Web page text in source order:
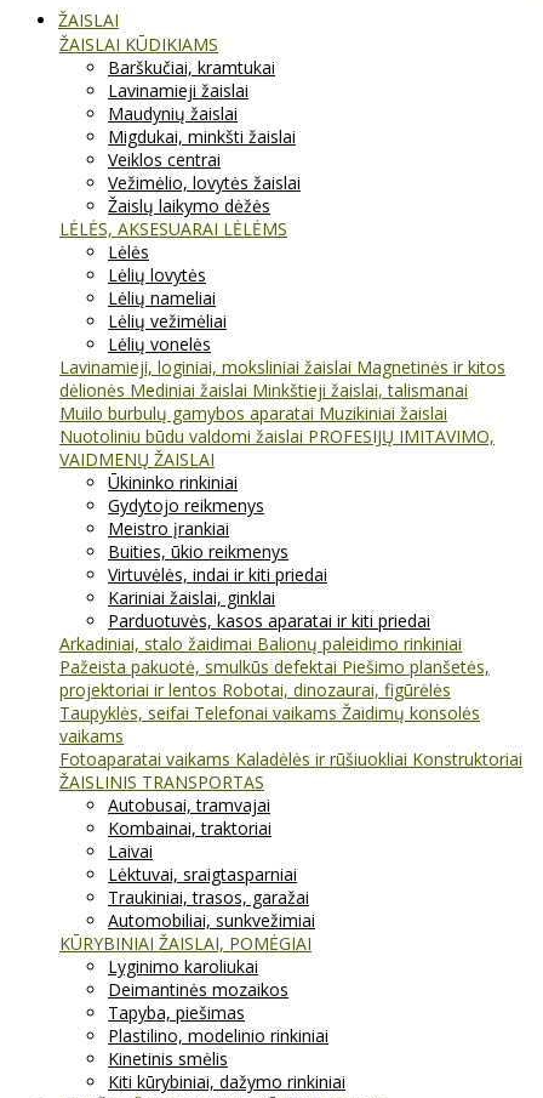
ŽAISLAI
ŽAISLAI KŪDIKIAMS
Barškučiai, kramtukai
Lavinamieji žaislai
Maudynių žaislai
Migdukai, minkšti žaislai
Veiklos centrai
Vežimėlio, lovytės žaislai
Žaislų laikymo dėžės
LĖLĖS, AKSESUARAI LĖLĖMS
Lėlės
Lėlių lovytės
Lėlių nameliai
Lėlių vežimėliai
Lėlių vonelės
Lavinamieji, loginiai, moksliniai žaislai Magnetinės ir kitos
dėlionės Mediniai žaislai Minkštieji žaislai, talismanai
Muilo burbulų gamybos aparatai Muzikiniai žaislai
Nuotoliniu būdu valdomi žaislai PROFESIJŲ IMITAVIMO,
VAIDMENŲ ŽAISLAI
Ūkininko rinkiniai
Gydytojo reikmenys
Meistro įrankiai
Buities, ūkio reikmenys
Virtuvėlės, indai ir kiti priedai
Kariniai žaislai, ginklai
Parduotuvės, kasos aparatai ir kiti priedai
Arkadiniai, stalo žaidimai Balionų paleidimo rinkiniai
Pažeista pakuotė, smulkūs defektai Piešimo planšetės,
projektoriai ir lentos Robotai, dinozaurai, figūrėlės
Taupyklės, seifai Telefonai vaikams Žaidimų konsolės
vaikams
Fotoaparatai vaikams Kaladėlės ir rūšiuokliai Konstruktoriai
ŽAISLINIS TRANSPORTAS
Autobusai, tramvajai
Kombainai, traktoriai
Laivai
Lėktuvai, sraigtasparniai
Traukiniai, trasos, garažai
Automobiliai, sunkvežimiai
KŪRYBINIAI ŽAISLAI, POMĖGIAI
Lyginimo karoliukai
Deimantinės mozaikos
Tapyba, piešimas
Plastilino, modelinio rinkiniai
Kinetinis smėlis
Kiti kūrybiniai, dažymo rinkiniai